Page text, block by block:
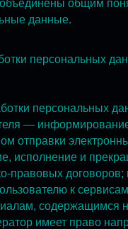
объединены общим
данные.
персональных
персональных
—
отправки
исполнение и
правовых договоров;
к
содержащимся
имеет право